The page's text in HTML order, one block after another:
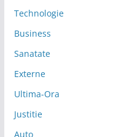
Technologie
Business
Sanatate
Externe
Ultima-Ora
Justitie
Auto